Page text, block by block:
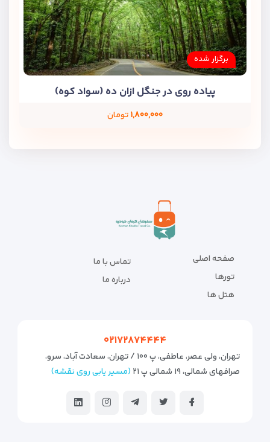
برگزار شده
پیاده روی در جنگل ازان ده (سواد کوه)
۱,۸۰۰,۰۰۰تومان
صفحه اصلی
تورها
هتل ها
تماس با ما
درباره ما
۰۲۱۷۲۸۷۴۴۴۴
تهران، ولی عصر، عاطفی، پ ۱۰۰ / تهران، سعادت آباد، سرو،
صرافهای شمالی، ۱۹ شمالی پ ۲۱
(مسیر یابی روی نقشه)